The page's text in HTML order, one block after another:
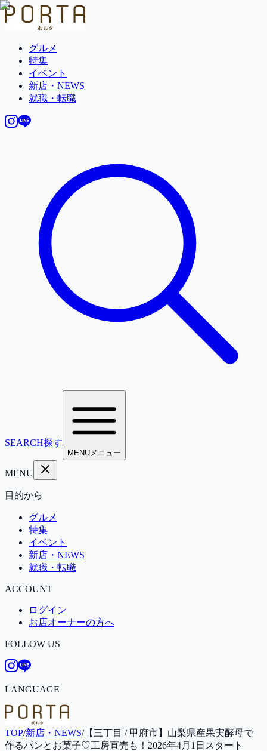
グルメ
特集
イベント
新店・NEWS
就職・転職
SEARCH探す
MENUメニュー
MENU
目的から
グルメ
特集
イベント
新店・NEWS
就職・転職
ACCOUNT
ログイン
お店オーナーの方へ
FOLLOW US
LANGUAGE
TOP/新店・NEWS/【三丁目 / 甲府市】山梨県産果実酵母で
作るパンとお菓子♡工房直売も！2026年4月1日スタート